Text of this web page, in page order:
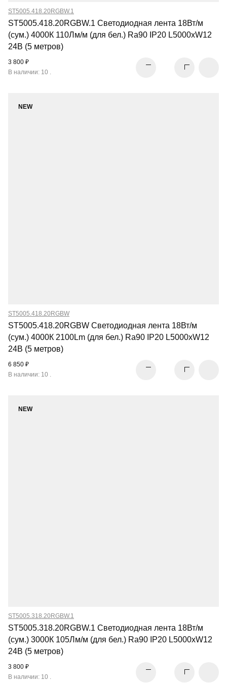
ST5005.418.20RGBW.1
ST5005.418.20RGBW.1 Светодиодная лента 18Вт/м
(сум.) 4000К 110Лм/м (для бел.) Ra90 IP20 L5000xW12
24В (5 метров)
3 800 ₽
В наличии: 10 .
NEW
ST5005.418.20RGBW
ST5005.418.20RGBW Светодиодная лента 18Вт/м
(сум.) 4000К 2100Lm (для бел.) Ra90 IP20 L5000xW12
24В (5 метров)
6 850 ₽
В наличии: 10 .
NEW
ST5005.318.20RGBW.1
ST5005.318.20RGBW.1 Светодиодная лента 18Вт/м
(сум.) 3000К 105Лм/м (для бел.) Ra90 IP20 L5000xW12
24В (5 метров)
3 800 ₽
В наличии: 10 .